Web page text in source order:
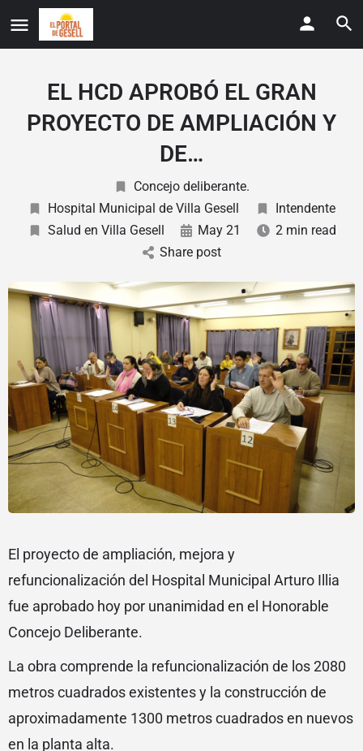
EL HCD APROBÓ EL GRAN
PROYECTO DE AMPLIACIÓN Y
DE…
Concejo deliberante.
Hospital Municipal de Villa Gesell
Intendente
Salud en Villa Gesell
May 21
2 min read
Share post
El proyecto de ampliación, mejora y
refuncionalización del Hospital Municipal Arturo Illia
fue aprobado hoy por unanimidad en el Honorable
Concejo Deliberante.
La obra comprende la refuncionalización de los 2080
metros cuadrados existentes y la construcción de
aproximadamente 1300 metros cuadrados en nuevos
en la planta alta.